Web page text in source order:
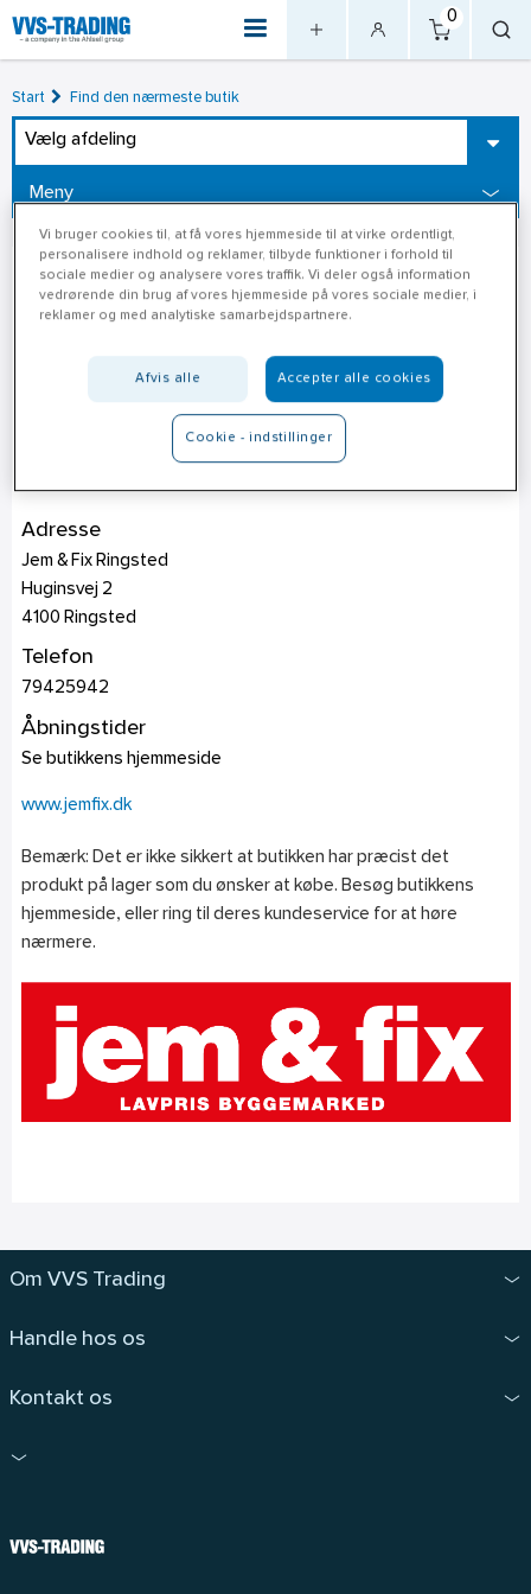
0
Start Find den nærmeste butik
Vælg afdeling
Meny
Adresse
Jem & Fix Ringsted
Huginsvej 2
4100 Ringsted
Telefon
79425942
Åbningstider
Se butikkens hjemmeside
www.jemfix.dk
Bemærk: Det er ikke sikkert at butikken har præcist det
produkt på lager som du ønsker at købe. Besøg butikkens
hjemmeside, eller ring til deres kundeservice for at høre
nærmere.
Om VVS Trading
Handle hos os
Kontakt os
Vi bruger cookies til, at få vores hjemmeside til at virke ordentligt,
personalisere indhold og reklamer, tilbyde funktioner i forhold til
sociale medier og analysere vores traffik. Vi deler også information
vedrørende din brug af vores hjemmeside på vores sociale medier, i
reklamer og med analytiske samarbejdspartnere.
Afvis alle Accepter alle cookies
Cookie - indstillinger